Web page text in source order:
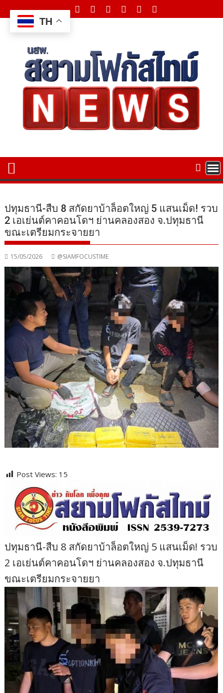
to
content
ปทุมธานี-สืบ 8 สกัดยาบ้าล็อตใหญ่ 5 แสนเม็ด! รวบ
2 เอเย่นต์คาคอนโดฯ ย่านคลองสอง จ.ปทุมธานี
ขณะเตรียมกระจายยา
15/05/2026 @SIAMFOCUSTIME
Post Views: 15
ปทุมธานี-สืบ 8 สกัดยาบ้าล็อตใหญ่ 5 แสนเม็ด! รวบ
2 เอเย่นต์คาคอนโดฯ ย่านคลองสอง จ.ปทุมธานี
ขณะเตรียมกระจายยา
TH